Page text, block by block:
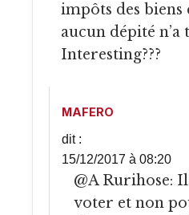
impôts des biens
aucun dépité n’a
Interesting???
MAFERO
dit :
15/12/2017 à 08:20
@A Rurihose: Ils siègent pour
voter et non